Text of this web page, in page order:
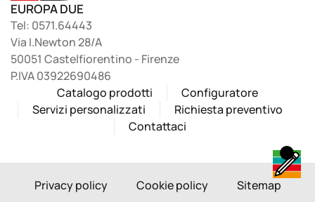
EUROPA DUE
Tel: 0571.64443
Via I.Newton 28/A
50051 Castelfiorentino - Firenze
P.IVA 03922690486
Catalogo prodotti
Configuratore
Servizi personalizzati
Richiesta preventivo
Contattaci
Privacy policy Cookie policy Sitemap